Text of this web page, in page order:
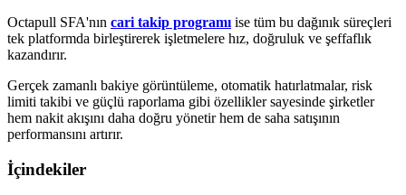
Octapull SFA'nın cari takip programı ise tüm bu dağınık süreçleri
tek platformda birleştirerek işletmelere hız, doğruluk ve şeffaflık
kazandırır.
Gerçek zamanlı bakiye görüntüleme, otomatik hatırlatmalar, risk
limiti takibi ve güçlü raporlama gibi özellikler sayesinde şirketler
hem nakit akışını daha doğru yönetir hem de saha satışının
performansını artırır.
İçindekiler